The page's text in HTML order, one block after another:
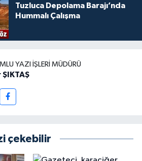
Tuzluca Depolama Barajı’nda
Hummalı Çalışma
YAZI İŞLERI MÜDÜRÜ
ŞIKTAŞ
çekebilir